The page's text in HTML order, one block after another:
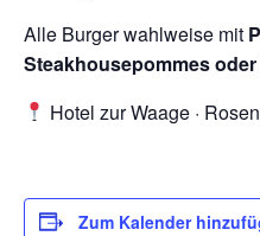
Alle Burger wahlweise mit
Steakhousepommes
Hotel zur Waage ·
Zum Kalender